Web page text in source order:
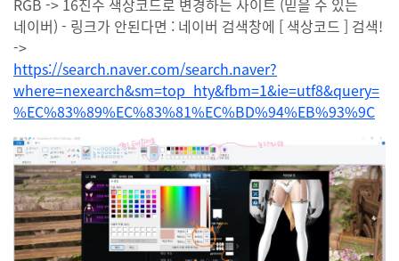
네이버) - 링크가 안된다면 : 네이버 검색창에 [ 색상코드 ] 검색!
->
https://search.naver.com/search.naver?
where=nexearch&sm=top_hty&fbm=1&ie=utf8&query=
%EC%83%89%EC%83%81%EC%BD%94%EB%93%9C